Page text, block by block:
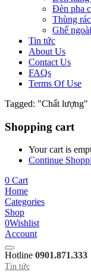
Đèn pha
Thùng
Ghế
Tin tức
About Us
Contact Us
FAQs
Terms Of Use
Tagged: "Chất lượng"
Shopping cart
Your cart is
Continue
0 Cart
Home
Categories
Shop
0Wishlist
Account
Hotline 0901.871.333
Tin tức